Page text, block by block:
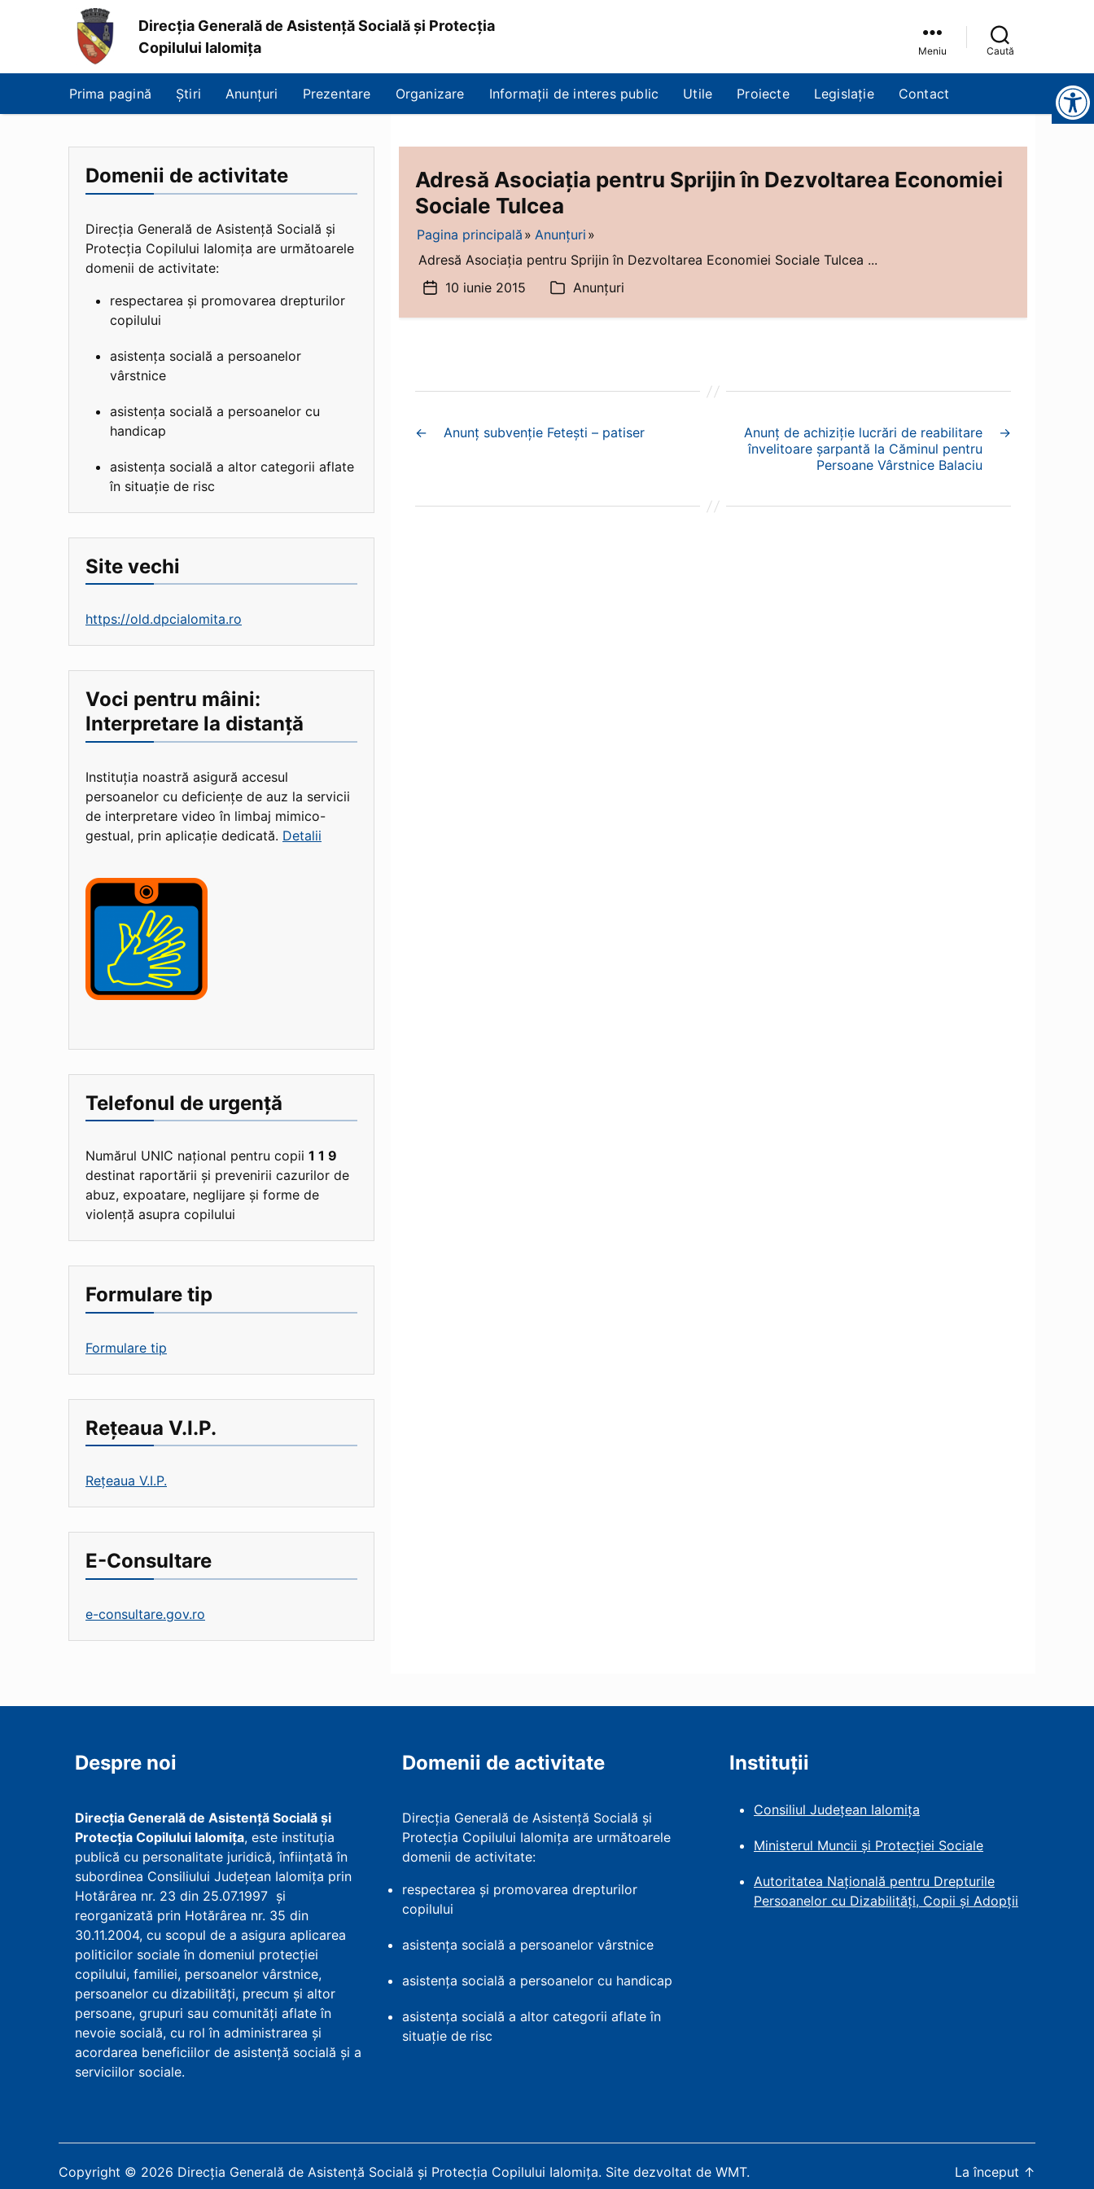
Direcția
Generală
Protecția
Copilului
Direcția Generală de Asistență Socială și Protecția
Copilului Ialomița
Meniu Caută
Prima pagină Știri Anunțuri Prezentare Organizare Informații de interes public Utile Proiecte Legislație Contact
Instrumente pentru accesibilitate
Adresă Asociația pentru Sprijin în Dezvoltarea Economiei
Sociale Tulcea
Pagina principală
Anunțuri
Adresă Asociația pentru Sprijin în Dezvoltarea Economiei Sociale Tulcea ...
Dată10 iunie 2015 Categorii
Anunțuri
← Anunț subvenție Fetești – patiser →
Anunț de achiziție lucrări de reabilitare
învelitoare șarpantă la Căminul pentru
Persoane Vârstnice Balaciu
Domenii de activitate
Direcția Generală de Asistență Socială și
Protecția Copilului Ialomița are următoarele
domenii de activitate:
respectarea și promovarea drepturilor
copilului
asistența socială a persoanelor
vârstnice
asistența socială a persoanelor cu
handicap
asistența socială a altor categorii aflate
în situație de risc
Site vechi
https://old.dpcialomita.ro
Voci pentru mâini:
Interpretare la distanță
Instituția noastră asigură accesul
persoanelor cu deficiențe de auz la servicii
de interpretare video în limbaj mimico-
gestual, prin aplicație dedicată. Detalii
Telefonul de urgență
Numărul UNIC național pentru copii 1 1 9
destinat raportării și prevenirii cazurilor de
abuz, expoatare, neglijare și forme de
violență asupra copilului
Formulare tip
Formulare tip
Rețeaua V.I.P.
Rețeaua V.I.P.
E-Consultare
e-consultare.gov.ro
Despre noi
Direcţia Generală de Asistenţă Socială şi
Protecţia Copilului Ialomița, este instituţia
publică cu personalitate juridică, înfiinţată în
subordinea Consiliului Județean Ialomița prin
Hotărârea nr. 23 din 25.07.1997 şi
reorganizată prin Hotărârea nr. 35 din
30.11.2004, cu scopul de a asigura aplicarea
politicilor sociale în domeniul protecţiei
copilului, familiei, persoanelor vârstnice,
persoanelor cu dizabilităţi, precum şi altor
persoane, grupuri sau comunităţi aflate în
nevoie socială, cu rol în administrarea şi
acordarea beneficiilor de asistenţă socială şi a
serviciilor sociale.
Domenii de activitate
Direcția Generală de Asistență Socială și
Protecția Copilului Ialomița are următoarele
domenii de activitate:
respectarea și promovarea drepturilor
copilului
asistența socială a persoanelor vârstnice
asistența socială a persoanelor cu handicap
asistența socială a altor categorii aflate în
situație de risc
Instituții
Consiliul Județean Ialomița
Ministerul Muncii și Protecției Sociale
Autoritatea Națională pentru Drepturile
Persoanelor cu Dizabilități, Copii și Adopții
Copyright © 2026 Direcția Generală de Asistență Socială și Protecția Copilului Ialomița. Site dezvoltat de WMT. La început ↑